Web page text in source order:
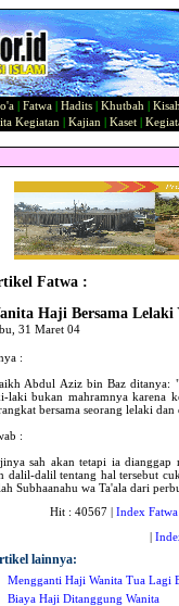
Fatwa Hadits Khutbah
Kegiatan Kajian Kaset|
Fatwa :
Haji Bersama Lelaki
31 Maret 04
:
Abdul Aziz bin Baz ditanya:
laki bukan mahramnya karena
bersama seorang lelaki
:
sah akan tetapi ia dianggap
dalil-dalil tentang hal tersebut
Subhaanahu wa Ta'ala dari
Hit : 40567 | Index Fatwa
|
lainnya:
Mengganti Haji Wanita Tua Lagi
Biaya Haji Ditanggung Wanita